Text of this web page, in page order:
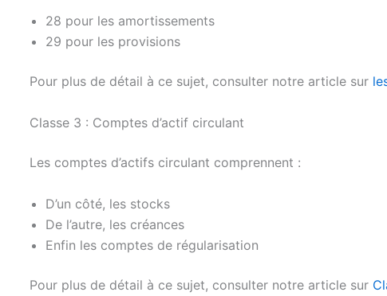
28 pour les amortissements
29 pour les provisions
Pour plus de détail à ce sujet, consulter notre article sur
Classe 3 : Comptes d’actif circulant
Les comptes d’actifs circulant comprennent :
D’un côté, les stocks
De l’autre, les créances
Enfin les comptes de régularisation
Pour plus de détail à ce sujet, consulter notre article sur